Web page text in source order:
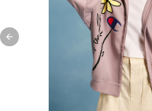
Previous slide